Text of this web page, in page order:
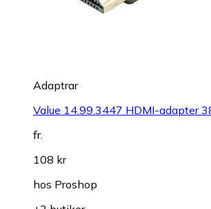
Adaptrar
Value 14.99.3447 HDMI-adapter
fr.
108 kr
hos Proshop